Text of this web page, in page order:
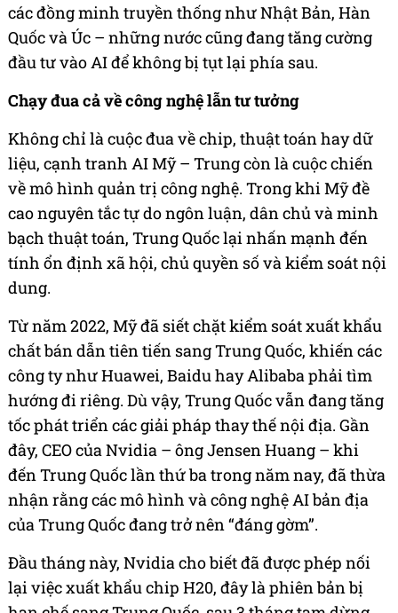
các đồng minh truyền thống như Nhật Bản, Hàn
Quốc và Úc – những nước cũng đang tăng cường
đầu tư vào AI để không bị tụt lại phía sau.
Chạy đua cả về công nghệ lẫn tư tưởng
Không chỉ là cuộc đua về chip, thuật toán hay dữ
liệu, cạnh tranh AI Mỹ – Trung còn là cuộc chiến
về mô hình quản trị công nghệ. Trong khi Mỹ đề
cao nguyên tắc tự do ngôn luận, dân chủ và minh
bạch thuật toán, Trung Quốc lại nhấn mạnh đến
tính ổn định xã hội, chủ quyền số và kiểm soát nội
dung.
Từ năm 2022, Mỹ đã siết chặt kiểm soát xuất khẩu
chất bán dẫn tiên tiến sang Trung Quốc, khiến các
công ty như Huawei, Baidu hay Alibaba phải tìm
hướng đi riêng. Dù vậy, Trung Quốc vẫn đang tăng
tốc phát triển các giải pháp thay thế nội địa. Gần
đây, CEO của Nvidia – ông Jensen Huang – khi
đến Trung Quốc lần thứ ba trong năm nay, đã thừa
nhận rằng các mô hình và công nghệ AI bản địa
của Trung Quốc đang trở nên “đáng gờm”.
Đầu tháng này, Nvidia cho biết đã được phép nối
lại việc xuất khẩu chip H20, đây là phiên bản bị